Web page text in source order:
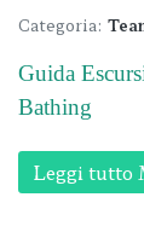
Categoria:
Guida
Bathing
Leggi tutto